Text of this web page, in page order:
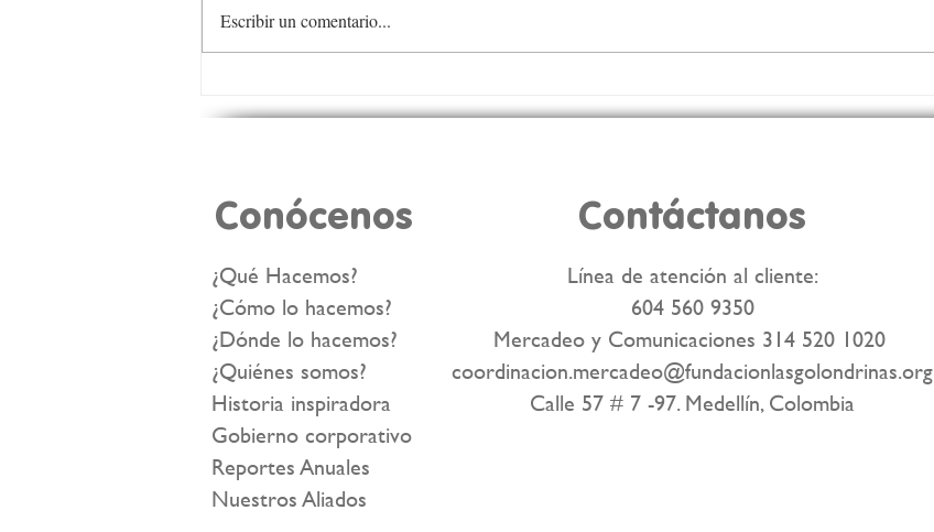
vidas con Tulas Llenas? 🤔
transformar nuestro
Escribir un comentario...
Conócenos Contáctanos
¿Qué Hacemos?
¿Cómo lo hacemos?
¿Dónde lo hacemos?
¿Quiénes somos?
Historia inspiradora
Gobierno corporativo
Reportes Anuales
Nuestros Aliados
Línea de atención al cliente:
604 560 9350
Mercadeo y Comunicaciones 314 520 1020
coordinacion.mercadeo@fundacionlasgolondrinas.org
Calle 57 # 7 -97. Medellín, Colombia